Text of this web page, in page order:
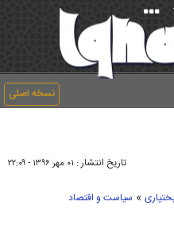
نسخه اصلی
تاریخ انتشار : ۰۱ مهر ۱۳۹۶ - ۲۲:۰۹
» سیاست و اقتصاد